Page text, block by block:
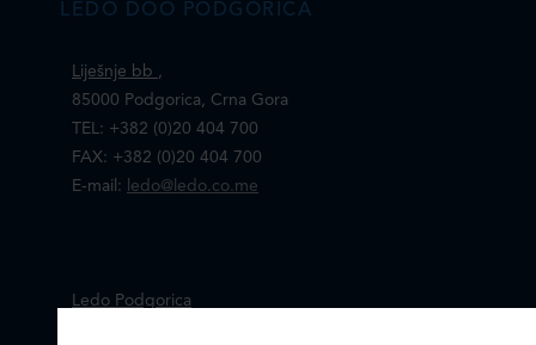
LEDO DOO PODGORICA
Liješnje bb ,
85000 Podgorica, Crna Gora
TEL: +382 (0)20 404 700
FAX: +382 (0)20 404 700
E-mail:
ledo@ledo.co.me
Ledo Podgorica